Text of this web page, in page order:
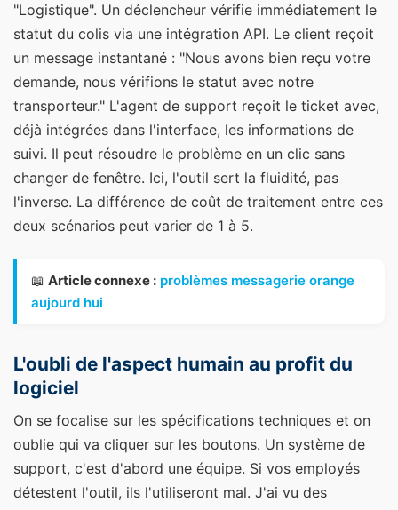
"Logistique". Un déclencheur vérifie immédiatement le
statut du colis via une intégration API. Le client reçoit
un message instantané : "Nous avons bien reçu votre
demande, nous vérifions le statut avec notre
transporteur." L'agent de support reçoit le ticket avec,
déjà intégrées dans l'interface, les informations de
suivi. Il peut résoudre le problème en un clic sans
changer de fenêtre. Ici, l'outil sert la fluidité, pas
l'inverse. La différence de coût de traitement entre ces
deux scénarios peut varier de 1 à 5.
📖 Article connexe : problèmes messagerie orange
aujourd hui
L'oubli de l'aspect humain au profit du
logiciel
On se focalise sur les spécifications techniques et on
oublie qui va cliquer sur les boutons. Un système de
support, c'est d'abord une équipe. Si vos employés
détestent l'outil, ils l'utiliseront mal. J'ai vu des